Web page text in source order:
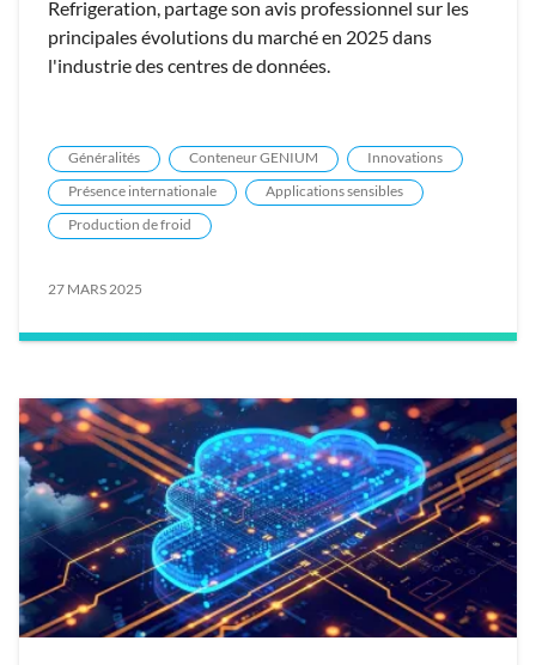
Refrigeration, partage son avis professionnel sur les
principales évolutions du marché en 2025 dans
l'industrie des centres de données.
Généralités Conteneur GENIUM
Innovations
Présence internationale
Applications sensibles
Production de froid
27 MARS 2025